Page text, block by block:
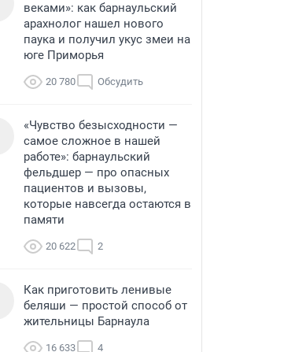
веками»: как барнаульский
арахнолог нашел нового
паука и получил укус змеи на
юге Приморья
20 780 Обсудить
«Чувство безысходности —
самое сложное в нашей
работе»: барнаульский
фельдшер — про опасных
пациентов и вызовы,
которые навсегда остаются в
памяти
20 622 2
Как приготовить ленивые
беляши — простой способ от
жительницы Барнаула
16 633 4